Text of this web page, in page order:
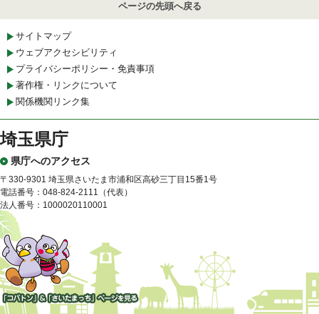
ページの先頭へ戻る
サイトマップ
ウェブアクセシビリティ
プライバシーポリシー・免責事項
著作権・リンクについて
関係機関リンク集
埼玉県庁
県庁へのアクセス
〒330-9301 埼玉県さいたま市浦和区高砂三丁目15番1号
電話番号：048-824-2111（代表）
法人番号：1000020110001
「コバトン」&「さいたまっ